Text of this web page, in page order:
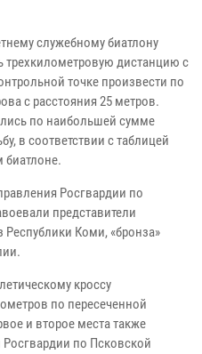
служебному биатлону
трехкилометровую дистанцию с
точке произвести по
с расстояния 25 метров.
по наибольшей сумме
в соответствии с таблицей
биатлоне.
Росгвардии по
представители
Республики Коми, «бронза»
кроссу
по пересеченной
и второе места также
по Псковской